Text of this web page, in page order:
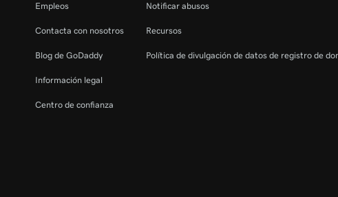
Empleos
Contacta con nosotros
Blog de GoDaddy
Información legal
Centro de confianza
Notificar abusos
Recursos
Política de divulgación de datos de registro de